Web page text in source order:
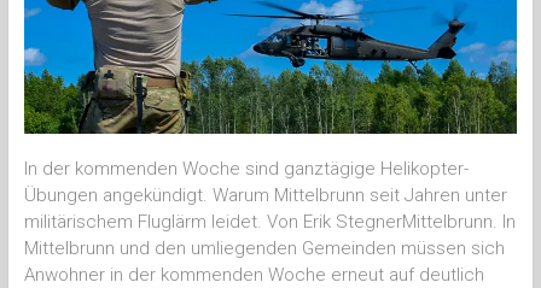
In der kommenden Woche sind ganztägige Helikopter-
Übungen angekündigt. Warum Mittelbrunn seit Jahren unter
militärischem Fluglärm leidet. Von Erik StegnerMittelbrunn. In
Mittelbrunn und den umliegenden Gemeinden müssen sich
Anwohner in der kommenden Woche erneut auf deutlich